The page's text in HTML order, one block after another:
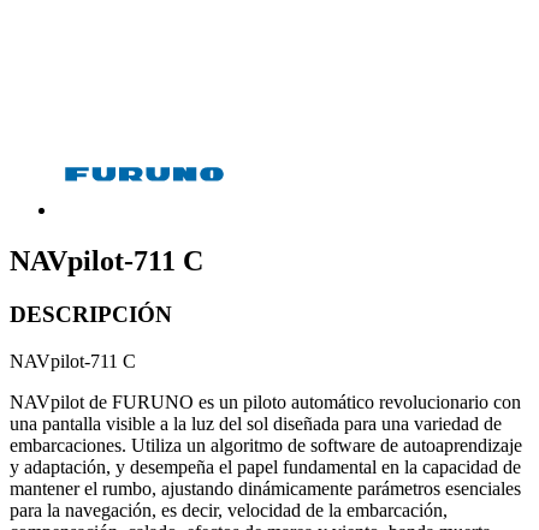
NAVpilot-711 C
DESCRIPCIÓN
NAVpilot-711 C
NAVpilot de FURUNO es un piloto automático revolucionario con
una pantalla visible a la luz del sol diseñada para una variedad de
embarcaciones. Utiliza un algoritmo de software de autoaprendizaje
y adaptación, y desempeña el papel fundamental en la capacidad de
mantener el rumbo, ajustando dinámicamente parámetros esenciales
para la navegación, es decir, velocidad de la embarcación,